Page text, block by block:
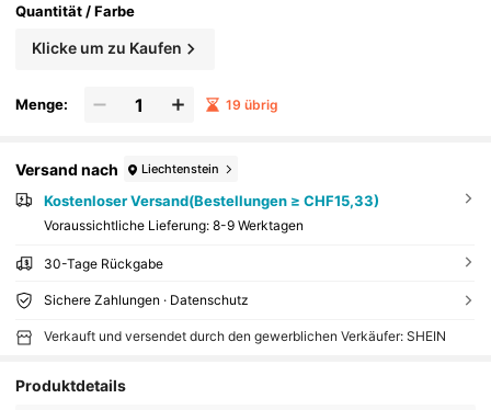
Quantität / Farbe
Klicke um zu Kaufen
Menge: 19 übrig
Versand nach Liechtenstein
Kostenloser Versand(Bestellungen ≥ CHF15,33)
Voraussichtliche Lieferung: 8-9 Werktagen
30-Tage Rückgabe
Sichere Zahlungen · Datenschutz
Verkauft und versendet durch den gewerblichen Verkäufer: SHEIN
Produktdetails